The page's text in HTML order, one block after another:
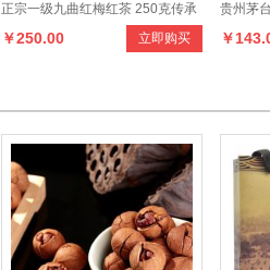
正宗一级九曲红梅红茶 250克传承
包九曲红茶叶 龙井新茶 立即购买
￥250.00
贵州茅
香型
￥